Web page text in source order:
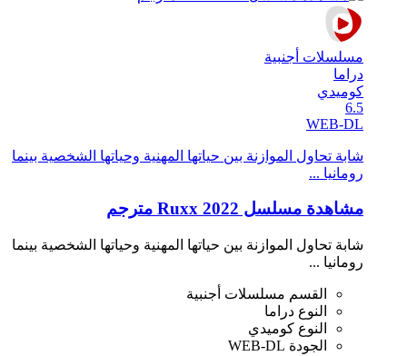
مسلسلات أجنبية
دراما
كوميدي
6.5
WEB-DL
شابة تحاول الموازنة بين حياتها المهنية وحياتها الشخصية بينما
رومانيا ...
مشاهدة مسلسل Ruxx 2022 مترجم
شابة تحاول الموازنة بين حياتها المهنية وحياتها الشخصية بينما
رومانيا ...
القسم مسلسلات أجنبية
النوع دراما
النوع كوميدي
الجودة WEB-DL